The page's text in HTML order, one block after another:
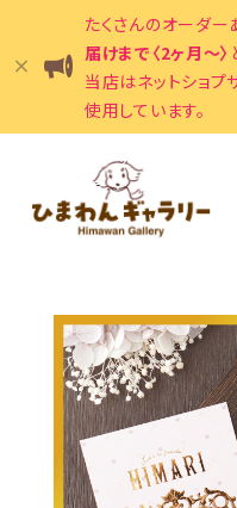
たくさんのオーダ
届けまで〈2ヶ月〜〉
当店はネットショプ
使用しています。